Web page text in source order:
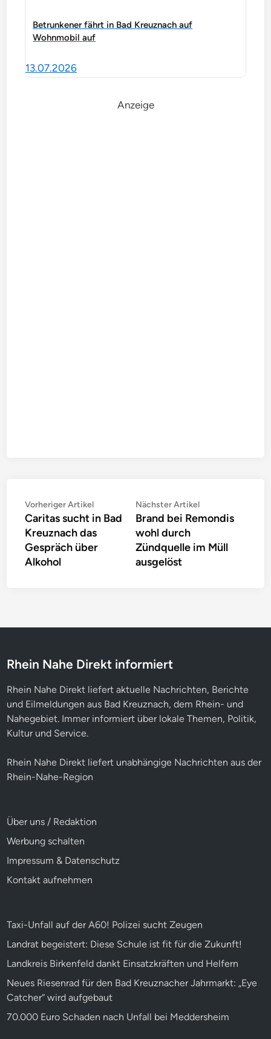
Betrunkener fährt in Bad Kreuznach auf
Wohnmobil auf
13.07.2026
Anzeige
Beitragsnavigation
Vorheriger ArtikelVorheriger
Artikel:
Caritas sucht in Bad
Kreuznach das
Gespräch über
Alkohol
Nächster ArtikelNächster
Artikel:
Brand bei Remondis
wohl durch
Zündquelle im Müll
ausgelöst
Rhein Nahe Direkt informiert
Rhein Nahe Direkt liefert aktuelle Nachrichten, Berichte
und Eilmeldungen aus Bad Kreuznach, dem Rhein- und
Nahegebiet. Immer informiert über lokale Themen, Politik,
Kultur und Service.
Rhein Nahe Direkt liefert unabhängige Nachrichten aus der
Rhein-Nahe-Region
Über uns / Redaktion
Werbung schalten
Impressum & Datenschutz
Kontakt aufnehmen
Taxi-Unfall auf der A60! Polizei sucht Zeugen
Landrat begeistert: Diese Schule ist fit für die Zukunft!
Landkreis Birkenfeld dankt Einsatzkräften und Helfern
Neues Riesenrad für den Bad Kreuznacher Jahrmarkt: „Eye
Catcher“ wird aufgebaut
70.000 Euro Schaden nach Unfall bei Meddersheim